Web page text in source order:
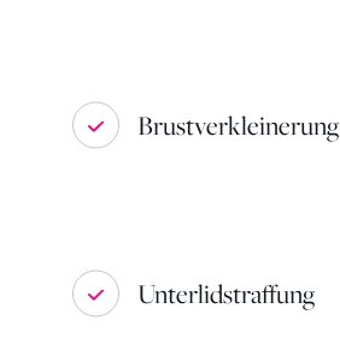
Brustverkleinerung
Unterlidstraffung